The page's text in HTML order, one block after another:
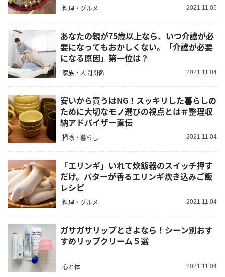
料理・グルメ 2021.11.05
あなたの親が75歳以上なら、いつ介護が必
要になってもおかしくない。「介護が必要
になる原因」第一位は？
家族・人間関係 2021.11.04
安いから買うはNG！スッキリした暮らしの
ために大切なモノ選びの視点とは＃整理収
納アドバイザー直伝
掃除・暮らし 2021.11.04
「エリンギ」いれて炊飯器のスイッチ押す
だけ。バターが香るエリンギ炊き込みご飯
レシピ
料理・グルメ 2021.11.04
ガサガサリップとさよなら！シーン別おす
すめリップクリーム５選
心と体 2021.11.04